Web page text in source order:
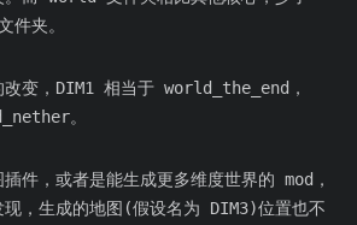
件夹。
改变，DIM1 相当于 world_the_end，
。
件，或者是能生成更多维度世界的 mod，
现，生成的地图(假设名为 DIM3)位置也不